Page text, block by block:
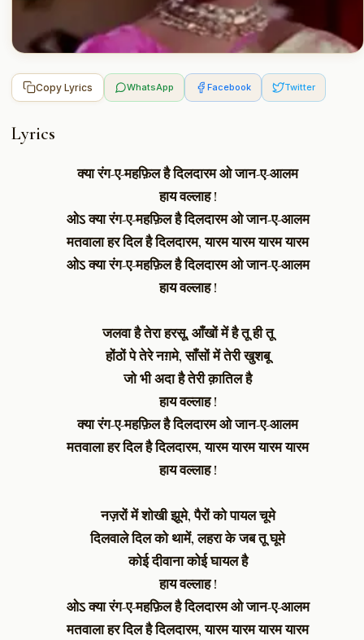
Copy Lyrics WhatsApp Facebook Twitter
Lyrics
क्या रंग-ए-महफ़िल है दिलदारम ओ जान-ए-आलम
हाय वल्लाह !
ओऽ क्या रंग-ए-महफ़िल है दिलदारम ओ जान-ए-आलम
मतवाला हर दिल है दिलदारम, यारम यारम यारम यारम
ओऽ क्या रंग-ए-महफ़िल है दिलदारम ओ जान-ए-आलम
हाय वल्लाह !
जलवा है तेरा हरसू, आँखों में है तू ही तू
होंठों पे तेरे नग़मे, साँसों में तेरी खुशबू
जो भी अदा है तेरी क़ातिल है
हाय वल्लाह !
क्या रंग-ए-महफ़िल है दिलदारम ओ जान-ए-आलम
मतवाला हर दिल है दिलदारम, यारम यारम यारम यारम
हाय वल्लाह !
नज़रों में शोखी झूमे, पैरों को पायल चूमे
दिलवाले दिल को थामें, लहरा के जब तू घूमे
कोई दीवाना कोई घायल है
हाय वल्लाह !
ओऽ क्या रंग-ए-महफ़िल है दिलदारम ओ जान-ए-आलम
मतवाला हर दिल है दिलदारम, यारम यारम यारम यारम